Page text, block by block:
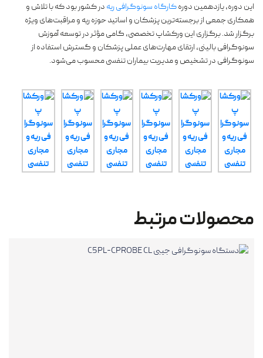
این دوره، یازدهمین دورهکارگاه سونوگرافی ریه در کشور بود که با تلاش و
همکاری جمعی از برجسته‌ترین پزشکان و اساتید حوزه ریه و مراقبت‌های ویژه
برگزار شد. برگزاری این ورکشاپ تخصصی، گامی مؤثر در توسعه آموزش
سونوگرافی بالینی، ارتقای مهارت‌های عملی پزشکان و گسترش استفاده از
سونوگرافی در تشخیص و مدیریت بیماران تنفسی محسوب می‌شود.
محصولات مرتبط